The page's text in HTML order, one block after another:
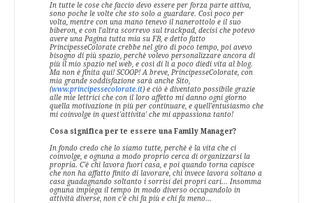
In tutte le cose che faccio devo essere per forza parte attiva,
sono poche le volte che sto solo a guardare. Così poco per
volta, mentre con una mano tenevo il nanerottolo e il suo
biberon, e con l'altra scorrevo sul trackpad, decisi che potevo
avere una Pagina tutta mia su FB, e detto fatto
PrincipesseColorate crebbe nel giro di poco tempo, poi avevo
bisogno di più spazio, perchè volevo personalizzare ancora di
più il mio spazio nel web, e così di lì a poco diedi vita al blog.
Ma non è finita qui! SCOOP! A breve, PrincipesseColorate, con
mia grande soddisfazione sarà anche Sito,
(www.principessecolorate.it) e ciò è diventato possibile grazie
alle mie lettrici che con il loro affetto mi danno ogni giorno
quella motivazione in più per continuare, e quell'entusiasmo che
mi coinvolge in quest'attivita' che mi appassiona tanto!
Cosa significa per te essere una Family Manager?
In fondo credo che lo siamo tutte, perchè è la vita che ci
coinvolge, e ognuna a modo proprio cerca di organizzarsi la
propria. C'è chi lavora fuori casa, e poi quando torna capisce
che non ha affatto finito di lavorare, chi invece lavora soltano a
casa guadagnando soltanto i sorrisi dei propri cari... Insomma
ognuna impiega il tempo in modo diverso occupandolo in
attività diverse, non c'è chi fa più e chi fa meno...